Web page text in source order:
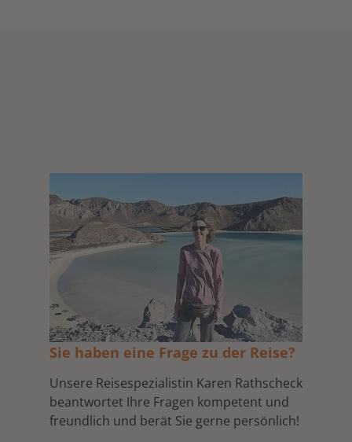
Sie haben eine Frage zu der Reise?
Unsere Reisespezialistin Karen Rathscheck
beantwortet Ihre Fragen kompetent und
freundlich und berät Sie gerne persönlich!